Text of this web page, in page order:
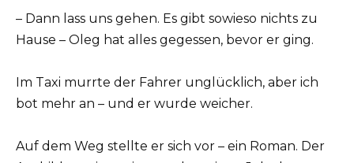
– Dann lass uns gehen. Es gibt sowieso nichts zu
Hause – Oleg hat alles gegessen, bevor er ging.
Im Taxi murrte der Fahrer unglücklich, aber ich
bot mehr an – und er wurde weicher.
Auf dem Weg stellte er sich vor – ein Roman. Der